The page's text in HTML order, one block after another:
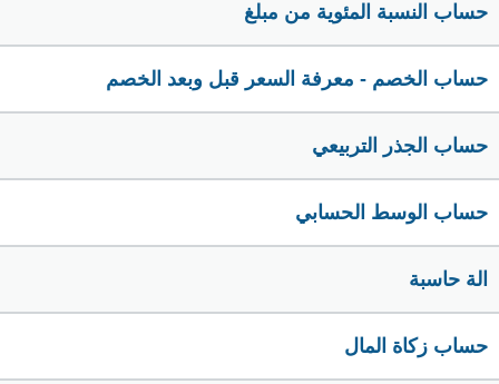
حساب النسبة المئوية من مبلغ
حساب الخصم - معرفة السعر قبل وبعد الخصم
حساب الجذر التربيعي
حساب الوسط الحسابي
الة حاسبة
حساب زكاة المال